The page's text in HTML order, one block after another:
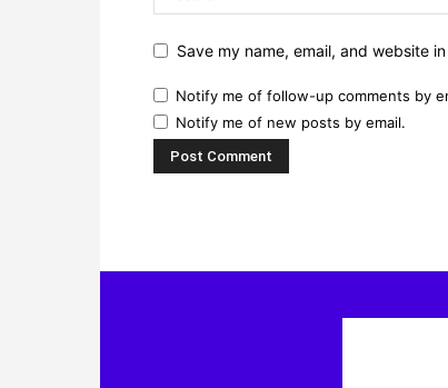
Save my name, email, and website
Notify me of follow-up comments by
Notify me of new posts by email.